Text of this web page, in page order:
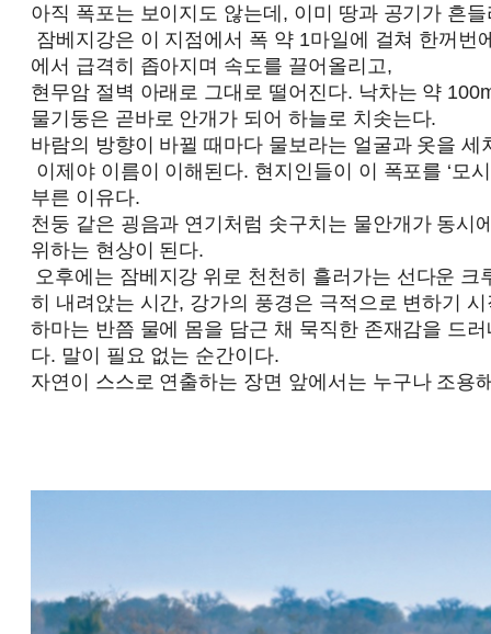
아직 폭포는 보이지도 않는데, 이미 땅과 공기가 흔
잠베지강은 이 지점에서 폭 약 1마일에 걸쳐 한꺼
에서 급격히 좁아지며 속도를 끌어올리고,
현무암 절벽 아래로 그대로 떨어진다. 낙차는 약
물기둥은 곧바로 안개가 되어 하늘로 치솟는다.
바람의 방향이 바뀔 때마다 물보라는 얼굴과 옷을 세
이제야 이름이 이해된다. 현지인들이 이 폭포를 ‘모
부른 이유다.
천둥 같은 굉음과 연기처럼 솟구치는 물안개가 동시
위하는 현상이 된다.
오후에는 잠베지강 위로 천천히 흘러가는 선다운
히 내려앉는 시간, 강가의 풍경은 극적으로 변하기
하마는 반쯤 물에 몸을 담근 채 묵직한 존재감을 드
다. 말이 필요 없는 순간이다.
자연이 스스로 연출하는 장면 앞에서는 누구나 조용